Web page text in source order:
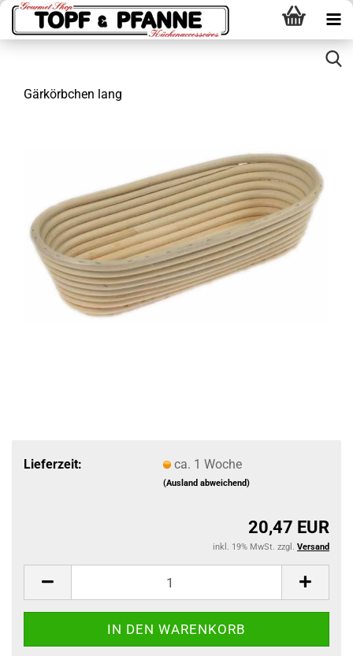
Gärkörbchen lang
Lieferzeit: ca. 1 Woche
(Ausland abweichend)
20,47 EUR
inkl. 19% MwSt. zzgl. Versand